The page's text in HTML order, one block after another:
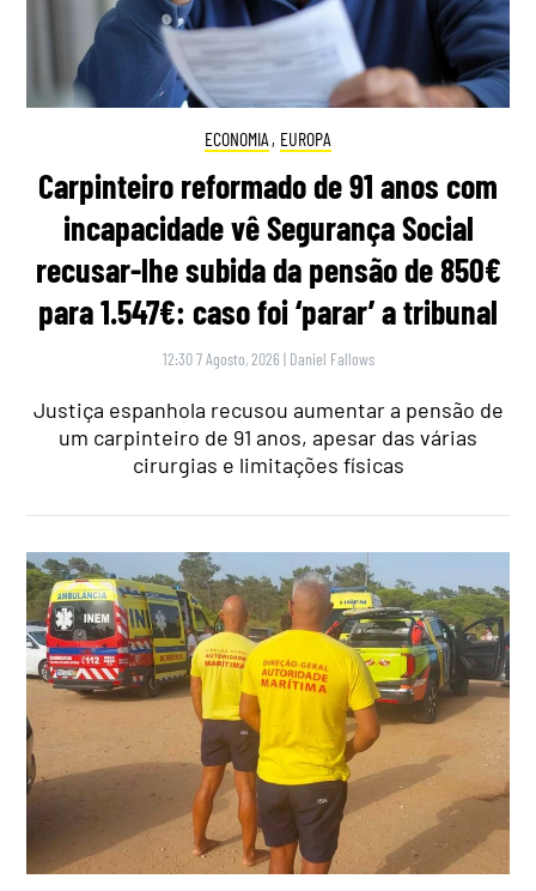
ECONOMIA , EUROPA
Carpinteiro reformado de 91 anos com
incapacidade vê Segurança Social
recusar-lhe subida da pensão de 850€
para 1.547€: caso foi ‘parar’ a tribunal
12:30 7 Agosto, 2026 | Daniel Fallows
Justiça espanhola recusou aumentar a pensão de
um carpinteiro de 91 anos, apesar das várias
cirurgias e limitações físicas